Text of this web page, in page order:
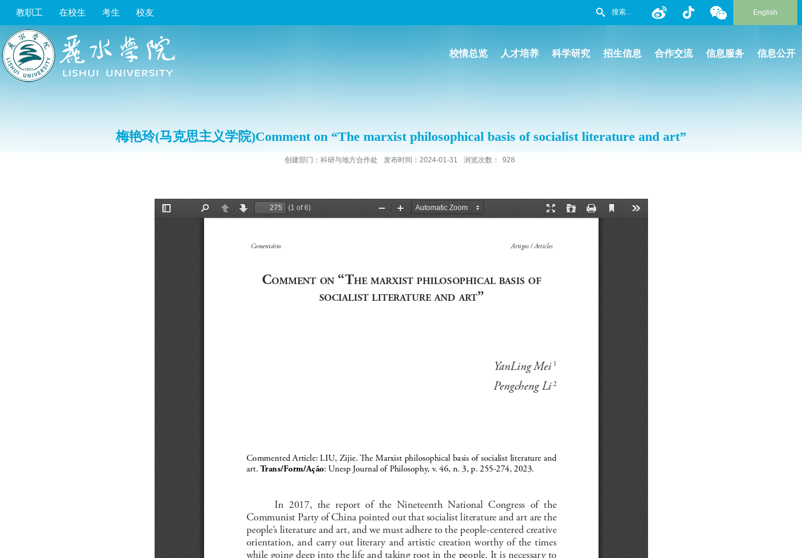
教职工 在校生 考生 校友 English
校情总览 人才培养 科学研究 招生信息 合作交流 信息服务 信息公开
梅艳玲(马克思主义学院)Comment on “The marxist philosophical basis of socialist literature and art”
创建部门：科研与地方合作处 发布时间：2024-01-31 浏览次数： 928